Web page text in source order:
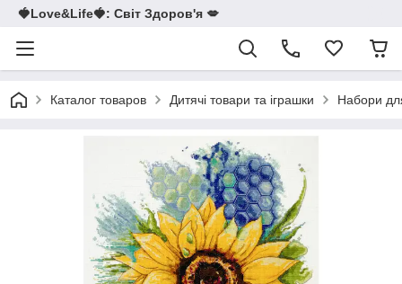
🍓Love&Life🍓: Світ Здоров'я 💋
Каталог товаров Дитячі товари та іграшки Набори